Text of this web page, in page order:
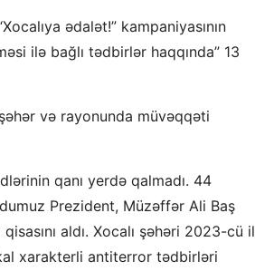
ədalət!” kampaniyasının
ilə bağlı tədbirlər haqqında” 13
və rayonunda müvəqqəti
qanı yerdə qalmadı. 44
Prezident, Müzəffər Ali Baş
aldı. Xocalı şəhəri 2023-cü il
xarakterli antiterror tədbirləri